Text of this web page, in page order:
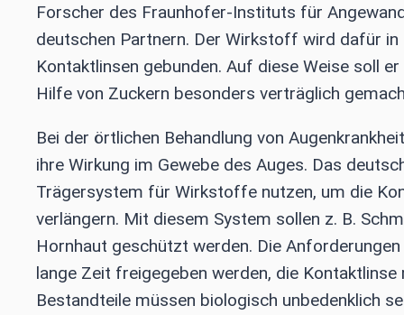
Forscher des Fraunhofer-Instituts für
deutschen Partnern. Der Wirkstoff wird dafür
Kontaktlinsen gebunden. Auf diese Weise soll
Hilfe von Zuckern besonders verträglich
Bei der örtlichen Behandlung von
ihre Wirkung im Gewebe des Auges. Das
Trägersystem für Wirkstoffe nutzen, um die
verlängern. Mit diesem System sollen z. B.
Hornhaut geschützt werden. Die
lange Zeit freigegeben werden, die
Bestandteile müssen biologisch unbedenklich